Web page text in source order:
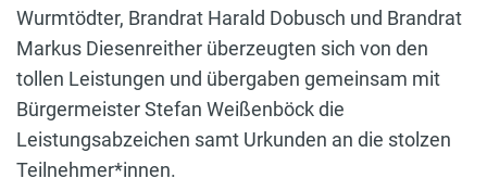
Wurmtödter, Brandrat Harald Dobusch und Brandrat
Markus Diesenreither überzeugten sich von den
tollen Leistungen und übergaben gemeinsam mit
Bürgermeister Stefan Weißenböck die
Leistungsabzeichen samt Urkunden an die stolzen
Teilnehmer*innen.